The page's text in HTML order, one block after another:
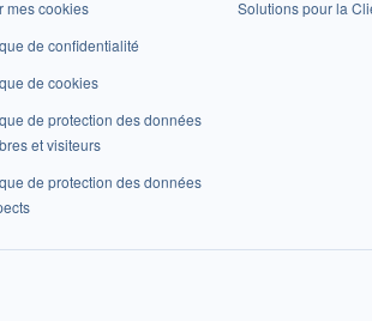
mes cookies
de confidentialité
de cookies
de protection des données
et visiteurs
de protection des données
Solutions pour la